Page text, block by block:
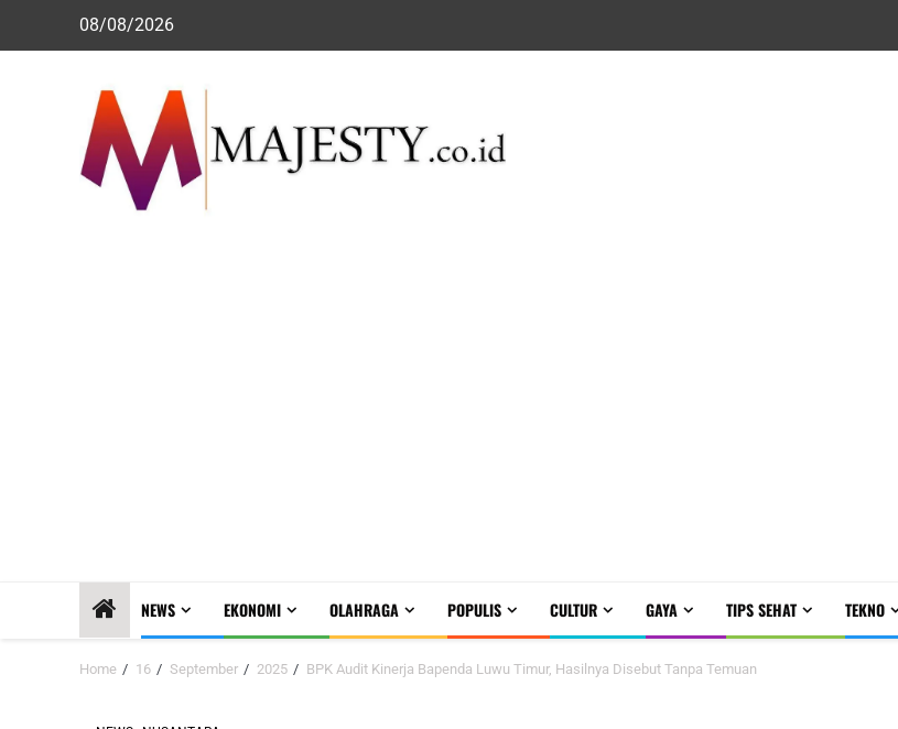
08/08/2026
NEWS EKONOMI OLAHRAGA POPULIS CULTUR GAYA TIPS SEHAT TEKNO
Home 16 September 2025 BPK Audit Kinerja Bapenda Luwu Timur, Hasilnya Disebut Tanpa Temuan